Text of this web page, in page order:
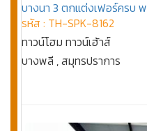
บางนา 3 ตกแต่งเฟอร์ครบ พ
รหัส : TH-SPK-8162
ทาวน์โฮม ทาวน์เฮ้าส์
บางพลี , สมุทรปราการ